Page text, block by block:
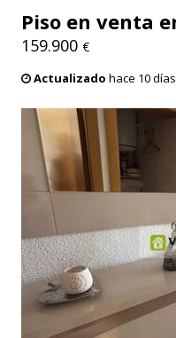
Piso en venta
159.900 €
Actualizado hace 10 días